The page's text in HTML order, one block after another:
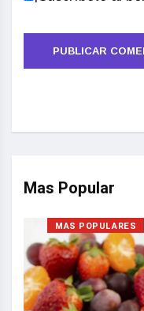
Mas Popular
MAS POPULARES